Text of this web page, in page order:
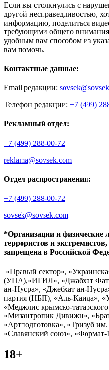
Если вы столкнулись с
другой несправедливостью,
информацию, поделиться
требующими общего
удобным вам способом из
вам помочь.
Контактные данные:
Email редакции:
Телефон редакции: +7 (499)
Рекламный отдел:
+7 (499) 288-00-72
reklama@sovsek.com
Отдел распространения:
+7 (499) 288-00-72
sovsek@sovsek.com
*Организации и физические
террористов и
запрещена в Российской
«Правый сектор»,
(УПА),«ИГИЛ», «Джабхат
ан-Нусра», «Джебхат ан-
партия (НБП), «Аль-Каида»,
«Меджлис крымско-
«Мизантропик Дивижн»,
«Артподготовка», «Тризуб
«Славянский союз»,
18+